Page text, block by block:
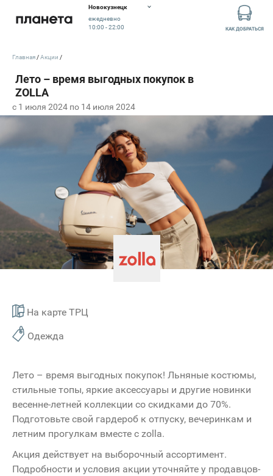
Новокузнецк
ежедневно
10:00 - 22:00
КАК ДОБРАТЬСЯ
c 1 июля 2024 по 14 июля 2024
На карте ТРЦ
Одежда
Главная Акции
Лето – время выгодных покупок! Льняные костюмы,
стильные топы, яркие аксессуары и другие новинки
весенне-летней коллекции со скидками до 70%.
Подготовьте свой гардероб к отпуску, вечеринкам и
летним прогулкам вместе с zolla.
Акция действует на выборочный ассортимент.
Подробности и условия акции уточняйте у продавцов-